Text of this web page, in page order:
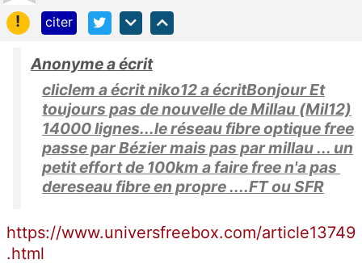
!
citer
Anonyme a écrit
cliclem a écrit niko12 a écritBonjour Et
toujours pas de nouvelle de Millau (Mil12)
14000 lignes...le réseau fibre optique free
passe par Bézier mais pas par millau ... un
petit effort de 100km a faire free n'a pas
dereseau fibre en propre ....FT ou SFR
https://www.universfreebox.com/article13749
.html